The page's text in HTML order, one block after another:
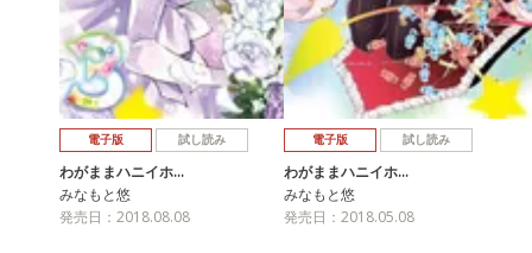
電子版 試し読み
わがままハニイホ…
みなもと悠
発売日：2018.08.08
電子版 試し読み
わがままハニイホ…
みなもと悠
発売日：2018.05.08